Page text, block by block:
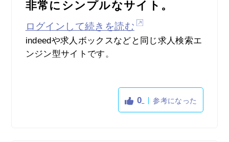
非常にシンプルなサイト。
ログインして続きを読む
indeedや求人ボックスなどと同じ求人検索エ
ンジン型サイトです。
0 参考になった